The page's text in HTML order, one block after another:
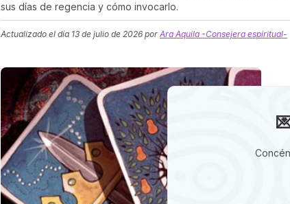
sus días de regencia y cómo invocarlo.
Actualizado el día 13 de julio de 2026 por Ara Aquila -Consejera espiritual-